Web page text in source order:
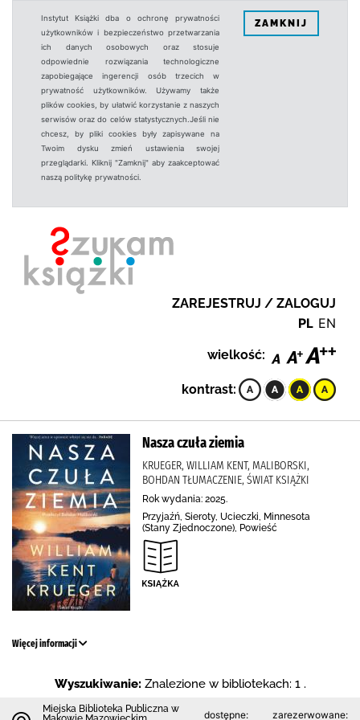
Instytut Książki dba o ochronę prywatności
użytkowników i bezpieczeństwo przetwarzania
ich danych osobowych oraz stosuje
odpowiednie rozwiązania technologiczne
zapobiegające ingerencji osób trzecich w
prywatność użytkowników. Używamy także
plików cookies, by ułatwić korzystanie z naszych
serwisów oraz do celów statystycznych.Jeśli nie
chcesz, by pliki cookies były zapisywane na
Twoim dysku zmień ustawienia swojej
przeglądarki. Kliknij "Zamknij" aby zaakceptować
naszą politykę prywatności.
ZAMKNIJ
ZAREJESTRUJ / ZALOGUJ
PL EN
wielkość:
kontrast:
Nasza czuła ziemia
KRUEGER, WILLIAM KENT, MALIBORSKI,
BOHDAN TŁUMACZENIE, ŚWIAT KSIĄŻKI
Rok wydania: 2025.
Przyjaźń, Sieroty, Ucieczki, Minnesota
(Stany Zjednoczone), Powieść
Więcej informacji
Wyszukiwanie: Znalezione w bibliotekach: 1 .
Miejska Biblioteka Publiczna w
dostępne: zarezerwowane: